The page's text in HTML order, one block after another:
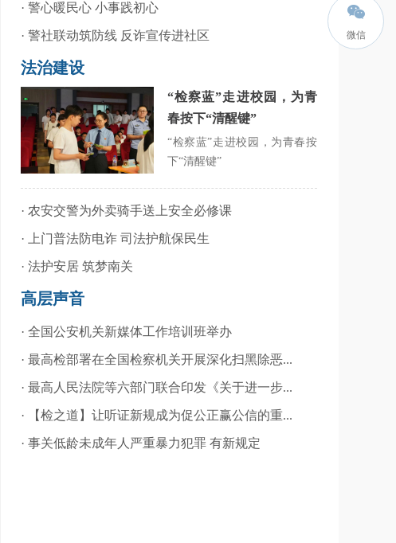
· 警心暖民心 小事践初心
· 警社联动筑防线 反诈宣传进社区
法治建设
“检察蓝”走进校园，为青
春按下“清醒键”
“检察蓝”走进校园，为青春按
下“清醒键”
· 农安交警为外卖骑手送上安全必修课
· 上门普法防电诈 司法护航保民生
· 法护安居 筑梦南关
高层声音
· 全国公安机关新媒体工作培训班举办
· 最高检部署在全国检察机关开展深化扫黑除恶...
· 最高人民法院等六部门联合印发《关于进一步...
· 【检之道】让听证新规成为促公正赢公信的重...
· 事关低龄未成年人严重暴力犯罪 有新规定
微信